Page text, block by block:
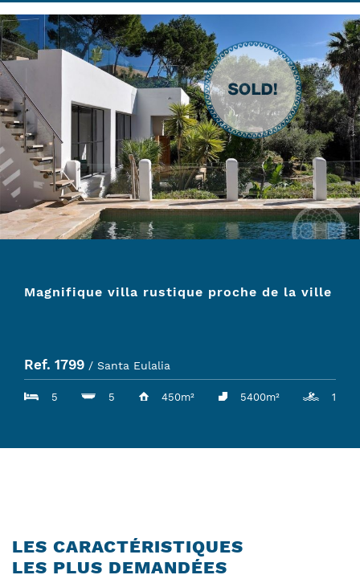
Magnifique villa rustique proche de la ville
Ref. 1799 / Santa Eulalia
5 5 450m² 5400m² 1
LES CARACTÉRISTIQUES
LES PLUS DEMANDÉES